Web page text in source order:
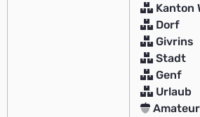
Kanton
Dorf
Givrins
Stadt
Genf
Urlaub